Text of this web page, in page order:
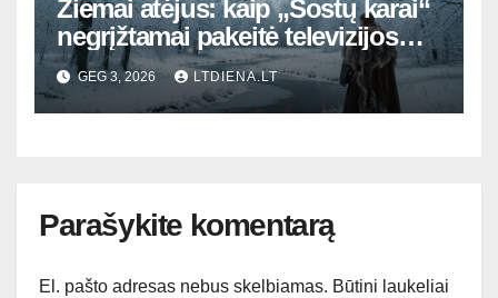
Žiemai atėjus: kaip „Sostų karai“
negrįžtamai pakeitė televizijos
istoriją ir mūsų vaizduotę
GEG 3, 2026 LTDIENA.LT
Parašykite komentarą
El. pašto adresas nebus skelbiamas. Būtini laukeliai